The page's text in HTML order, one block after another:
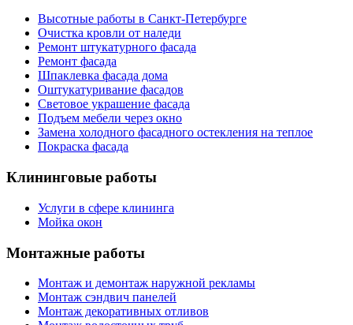
Высотные работы в Санкт-Петербурге
Очистка кровли от наледи
Ремонт штукатурного фасада
Ремонт фасада
Шпаклевка фасада дома
Оштукатуривание фасадов
Световое украшение фасада
Подъем мебели через окно
Замена холодного фасадного остекления на теплое
Покраска фасада
Клининговые работы
Услуги в сфере клининга
Мойка окон
Монтажные работы
Монтаж и демонтаж наружной рекламы
Монтаж сэндвич панелей
Монтаж декоративных отливов